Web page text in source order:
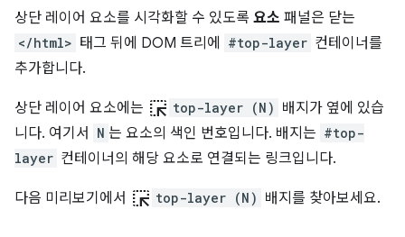
상단 레이어 요소를 시각화할 수 있도록 요소 패널은 닫는
</html> 태그 뒤에 DOM 트리에 #top-layer 컨테이너를
추가합니다.
상단 레이어 요소에는 ink_selection top-layer (N) 배지가 옆에 있습
니다. 여기서
N 는 요소의 색인 번호입니다. 배지는 #top-
layer 컨테이너의 해당 요소로 연결되는 링크입니다.
다음 미리보기에서 ink_selection top-layer (N) 배지를 찾아보세요.